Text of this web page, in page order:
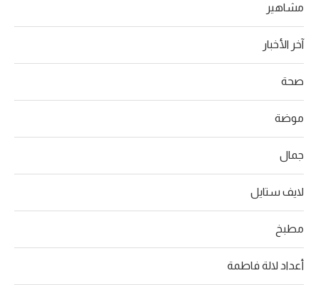
مشاهير
آخر الأخبار
صحة
موضة
جمال
لايف ستايل
مطبخ
أعداد لالة فاطمة